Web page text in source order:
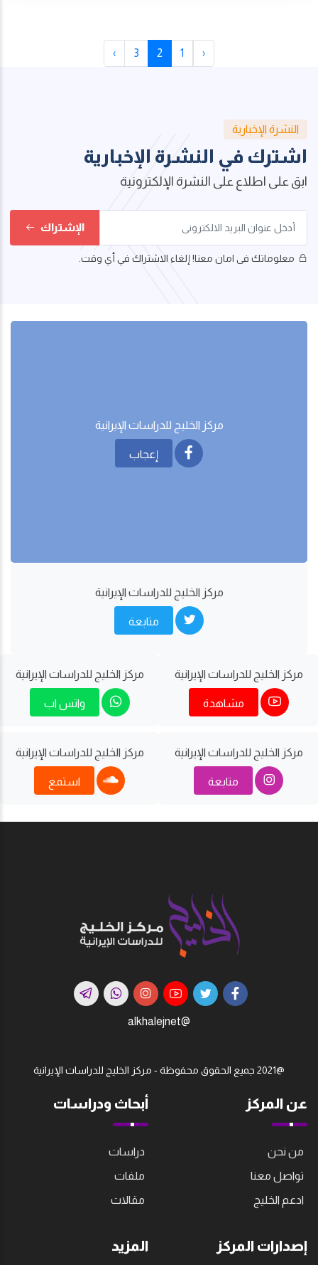
‹
1
2
3
›
النشرة الإخبارية
اشترك في النشرة الإخبارية
ابق على اطلاع على النشرة الإلكترونية
الإشتراك
معلوماتك فى امان معنا! إلغاء الاشتراك في أي وقت.
مركز الخليج للدراسات اﻹيرانية
إعجاب
مركز الخليج للدراسات اﻹيرانية
متابعة
مركز الخليج للدراسات اﻹيرانية
مشاهدة
مركز الخليج للدراسات اﻹيرانية
واتس اب
مركز الخليج للدراسات اﻹيرانية
متابعة
مركز الخليج للدراسات اﻹيرانية
استمع
@alkhalejnet
@2021 جميع الحقوق محفوظة - مركز الخليج للدراسات اﻹيرانية
عن المركز
من نحن
تواصل معنا
ادعم الخليج
أبحاث ودراسات
دراسات
ملفات
مقالات
إصدارات المركز المزيد